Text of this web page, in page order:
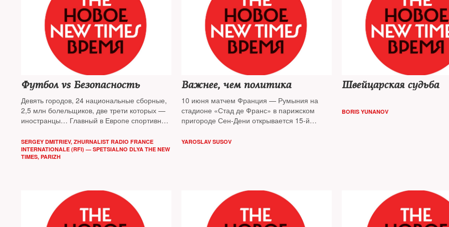
Футбол vs Безопасность
Девять городов, 24 национальные сборные,
2,5 млн болельщиков, две трети которых —
иностранцы… Главный в Европе спортивный
этого лета пройдет в условиях
чрезвычайного положения и на фоне
массовых акций социального протеста
SERGEY DMITRIEV, ZHURNALIST RADIO FRANCE
INTERNATIONALE (RFI) — SPETSIALNO DLYA THE NEW
TIMES, PARIZH
Важнее, чем политика
10 июня матчем Франция — Румыния на
стадионе «Стад де Франс» в парижском
пригороде Сен-Дени открывается 15-й
следить и чего ждать от сборной России —
YAROSLAV SUSOV
Швейцарская судьба
BORIS YUNANOV